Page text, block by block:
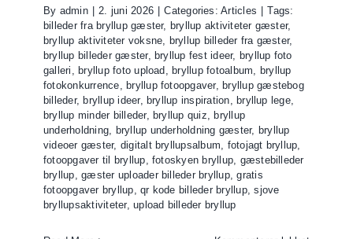
By admin 2. juni 2026 Categories:Articles
Tags:
billeder fra bryllup gæster, bryllup aktiviteter gæster,
bryllup aktiviteter voksne, bryllup billeder fra gæster,
bryllup billeder gæster, bryllup fest ideer, bryllup foto
galleri , bryllup foto upload , bryllup fotoalbum, bryllup
fotokonkurrence, bryllup fotoopgaver, bryllup gæstebog
billeder, bryllup ideer, bryllup inspiration, bryllup lege,
bryllup minder billeder, bryllup quiz, bryllup
underholdning, bryllup underholdning gæster, bryllup
videoer gæster, digitalt bryllupsalbum, fotojagt bryllup,
fotoopgaver til bryllup, fotoskyen bryllup, gæstebilleder
bryllup,gæster uploader billeder bryllup,gratis
fotoopgaver bryllup,qr kode billeder bryllup,sjove
bryllupsaktiviteter,upload billeder bryllup